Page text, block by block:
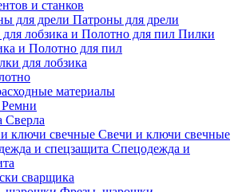
и станков
Патроны для дрели
Пилки
и Полотно для пил
для лобзика
материалы
Ремни
Сверла
Свечи и ключи свечные
Спецодежда и
сварщика